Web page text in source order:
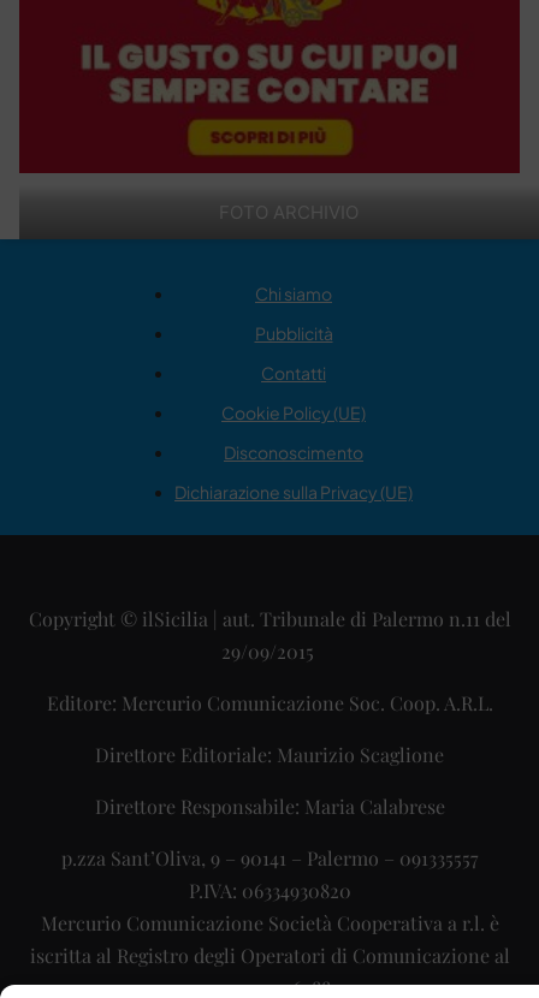
FOTO ARCHIVIO
Chi siamo
Pubblicità
Contatti
Cookie Policy (UE)
Disconoscimento
Dichiarazione sulla Privacy (UE)
Copyright © ilSicilia | aut. Tribunale di Palermo n.11 del
29/09/2015
Editore: Mercurio Comunicazione Soc. Coop. A.R.L.
Direttore Editoriale: Maurizio Scaglione
Direttore Responsabile: Maria Calabrese
p.zza Sant’Oliva, 9 – 90141 – Palermo – 091335557
P.IVA: 06334930820
Mercurio Comunicazione Società Cooperativa a r.l. è
iscritta al Registro degli Operatori di Comunicazione al
numero 26988